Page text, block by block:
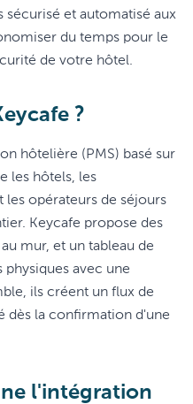
sécurisé et automatisé aux
du temps pour le
de votre hôtel.
?
hôtelière (PMS) basé sur
les hôtels, les
les opérateurs de séjours
Keycafe propose des
mur, et un tableau de
avec une
ils créent un flux de
dès la confirmation d'une
l'intégration